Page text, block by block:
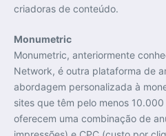
criadoras de conteúdo.
Monumetric
Monumetric, anteriormente
Network, é outra plataforma de
abordagem personalizada à
sites que têm pelo menos
oferecem uma combinação de